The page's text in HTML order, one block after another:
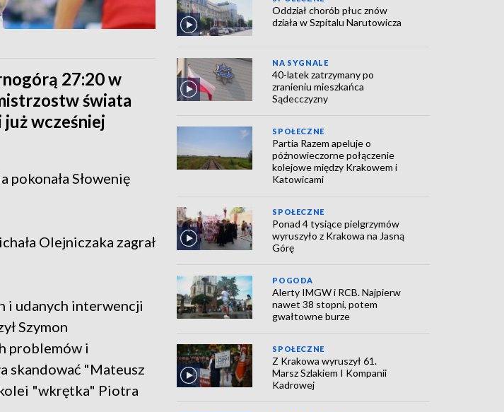
27:20 w
świata
wcześniej
Słowenię
Olejniczaka zagrał
i udanych interwencji
Szymon
problemów i
skandować "Mateusz
"wkrętka" Piotra
Oddział chorób płuc znów
działa w Szpitalu Narutowicza
NA SYGNALE
40-latek zatrzymany po
zranieniu mieszkańca
Sądecczyzny
SPOŁECZNE
Partia Razem apeluje o
późnowieczorne połączenie
kolejowe między Krakowem i
Katowicami
SPOŁECZNE
Ponad 4 tysiące pielgrzymów
wyruszyło z Krakowa na Jasną
Górę
POGODA
Alerty IMGW i RCB. Najpierw
nawet 38 stopni, potem
gwałtowne burze
SPOŁECZNE
Z Krakowa wyruszył 61.
Marsz Szlakiem I Kompanii
Kadrowej